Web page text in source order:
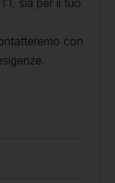
sia per il tuo
con